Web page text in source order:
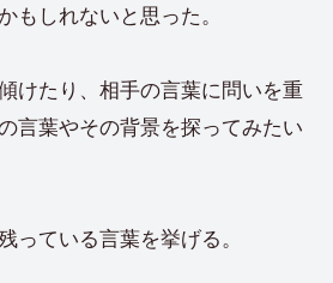
もしれないと思った。
けたり、相手の言葉に問いを重
言葉やその背景を探ってみたい
っている言葉を挙げる。